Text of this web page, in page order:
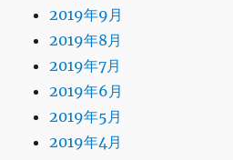
2019年9月
2019年8月
2019年7月
2019年6月
2019年5月
2019年4月